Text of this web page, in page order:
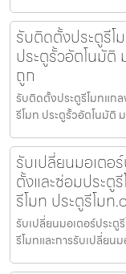
รับติดตั้งประตูรีโ
ประตูรั้วอัตโนมัติ
ถูก
รับติดตั้งประตูรีโมทแก
รีโมท ประตูรั้วอัตโนมัติ
รับเปลี่ยนมอเตอ
ตั้งและซ่อมประตู
รีโมท ประตูรีโมท
รับเปลี่ยนมอเตอร์ประ
รีโมทและการรับเปลี่ยน